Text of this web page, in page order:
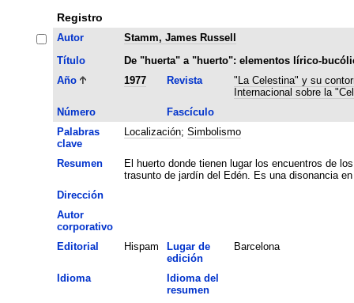
Registro
Autor
Stamm, James Russell
Título
De "huerta" a "huerto": elementos lírico-
Año
1977 Revista
"La Celestina" y su
Internacional sobre la
Número
Fascículo
Palabras
clave
Localización; Simbolismo
Resumen
El huerto donde tienen lugar los encuentros de
trasunto de jardín del Edén. Es una disonancia
Dirección
Autor
corporativo
Editorial
Hispam
Lugar de
edición
Barcelona
Idioma
Idioma del
resumen